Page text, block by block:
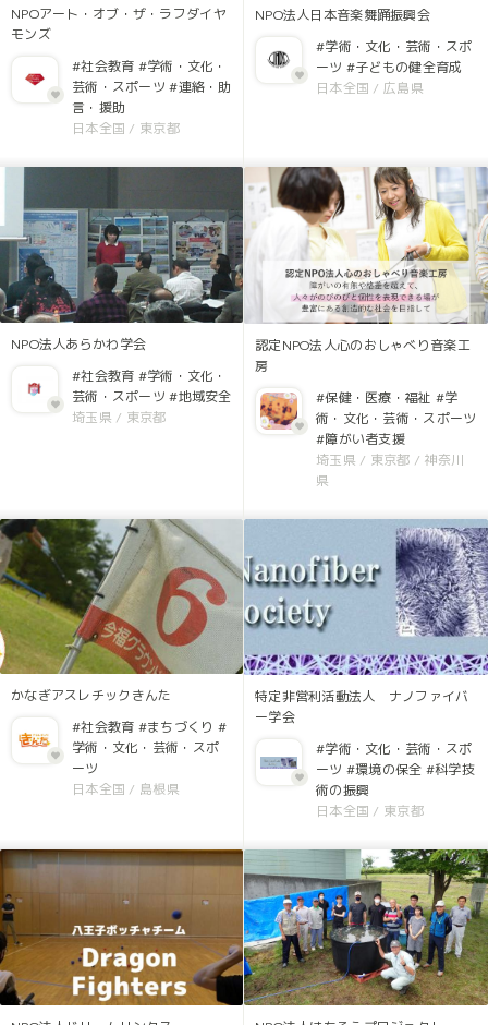
NPOアート・オブ・ザ・ラフダイヤ
モンズ
#社会教育 #学術・文化・
芸術・スポーツ #連絡・助
言・援助
日本全国 / 東京都
NPO法人日本音楽舞踊振興会
#学術・文化・芸術・スポ
ーツ #子どもの健全育成
日本全国 / 広島県
NPO法人あらかわ学会
#社会教育 #学術・文化・
芸術・スポーツ #地域安全
埼玉県 / 東京都
認定NPO法人心のおしゃべり音楽工
房
#保健・医療・福祉 #学
術・文化・芸術・スポーツ
#障がい者支援
埼玉県 / 東京都 / 神奈川
県
かなぎアスレチックきんた
#社会教育 #まちづくり #
学術・文化・芸術・スポ
ーツ
日本全国 / 島根県
特定非営利活動法人 ナノファイバ
ー学会
#学術・文化・芸術・スポ
ーツ #環境の保全 #科学技
術の振興
日本全国 / 東京都